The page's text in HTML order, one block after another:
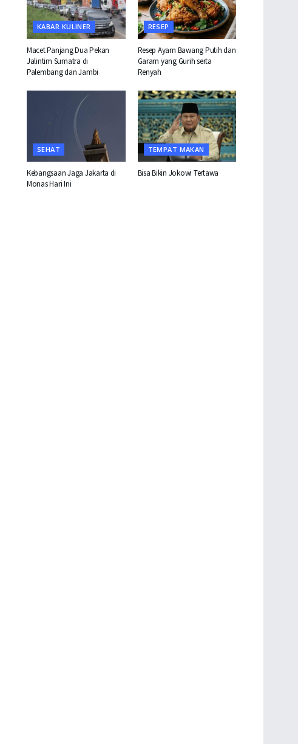
KABAR KULINER
Macet Panjang Dua Pekan
Jalintim Sumatra di
Palembang dan Jambi
RESEP
Resep Ayam Bawang Putih dan
Garam yang Gurih serta
Renyah
SEHAT
Kebangsaan Jaga Jakarta di
Monas Hari Ini
TEMPAT MAKAN
Bisa Bikin Jokowi Tertawa